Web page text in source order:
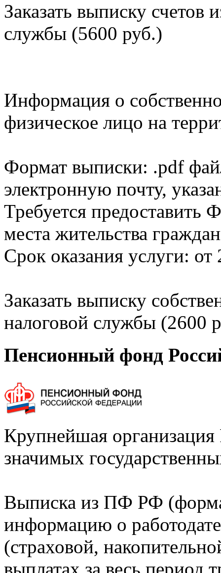
Заказать выписку счетов
службы (5600 руб.)
Информация о
физическое лицо на
Формат выписки: .pdf
электронную почту,
Требуется
места жительства
Срок оказания услуги: от
Заказать выписку
налоговой службы (2600
Пенсионный фонд
Крупнейшая
значимых
Выписка из ПФ РФ
информацию о
(страховой,
выплатах за весь период